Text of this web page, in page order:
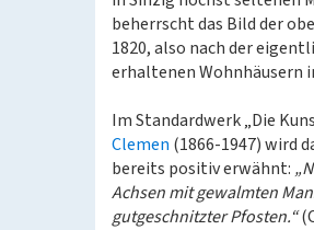
beherrscht das Bild der
1820, also nach der
erhaltenen Wohnhäusern
Im Standardwerk „Die
Clemen (1866-1947) wird
bereits positiv erwähnt:
Achsen mit gewalmten
gutgeschnitzter Pfosten.“